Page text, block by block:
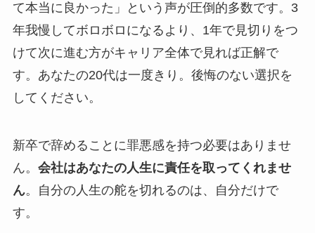
て本当に良かった」という声が圧倒的多数です。3
年我慢してボロボロになるより、1年で見切りをつ
けて次に進む方がキャリア全体で見れば正解で
す。あなたの20代は一度きり。後悔のない選択を
してください。
新卒で辞めることに罪悪感を持つ必要はありませ
ん。 会社はあなたの人生に責任を取ってくれませ
ん。自分の人生の舵を切れるのは、自分だけで
す。